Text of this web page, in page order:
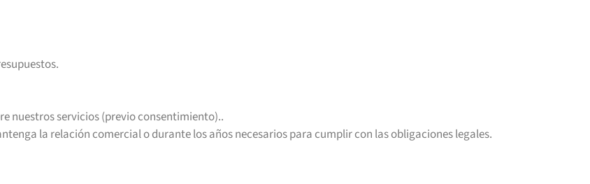
nuestros servicios (previo consentimiento)..
la relación comercial o durante los años necesarios para cumplir con las obligaciones legales.